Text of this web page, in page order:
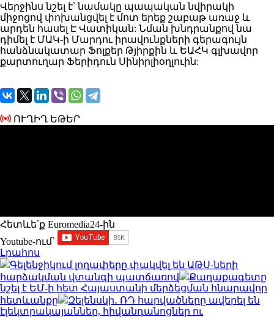
Վերջինս նշել է՝ նամակը պապական նվիրակի
միջոցով փոխանցվել է մոտ երեք շաբաթ առաջ և
արդեն հասել Է Վատիկան: Նման խնդրանքով նա
դիմել է ՄԱԿ-ի Մարդու իրավունքների գերագույն
հանձնակատար Ֆոլքեր Թյիրքին և ԵԱՀԿ գլխավոր
քարտուղար Ֆերիդուն Սինիրլիօղլուին:
ՈՒՂԻՂ ԵԹԵՐ
Հետևե՛ք Euromedia24-ին
Youtube-ում`
Լրահոս
Գելենջիկում լողափերը փակվել են ԱԹՍ-ների
հարձակման վտանգի պատճառով
Քաղաքագետը
նշել է ԵՄ-ի հետ Հայաստանի մերձեցման հնարավոր
հետևանքը
Զելենսկի․ ՌԴ հարվածները ավերել են
էլեկտրակայաններ, հիվանդանոցներ ու